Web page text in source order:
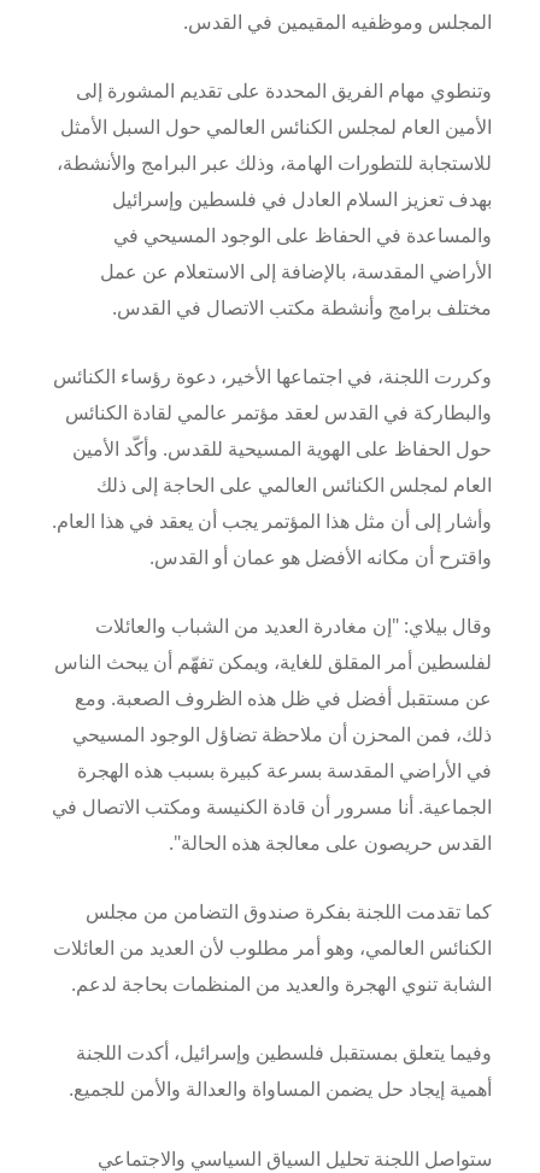
المجلس وموظفيه المقيمين في القدس.
وتنطوي مهام الفريق المحددة على تقديم المشورة إلى
الأمين العام لمجلس الكنائس العالمي حول السبل الأمثل
للاستجابة للتطورات الهامة، وذلك عبر البرامج والأنشطة،
بهدف تعزيز السلام العادل في فلسطين وإسرائيل
والمساعدة في الحفاظ على الوجود المسيحي في
الأراضي المقدسة، بالإضافة إلى الاستعلام عن عمل
مختلف برامج وأنشطة مكتب الاتصال في القدس.
وكررت اللجنة، في اجتماعها الأخير، دعوة رؤساء الكنائس
والبطاركة في القدس لعقد مؤتمر عالمي لقادة الكنائس
حول الحفاظ على الهوية المسيحية للقدس. وأكّد الأمين
العام لمجلس الكنائس العالمي على الحاجة إلى ذلك
وأشار إلى أن مثل هذا المؤتمر يجب أن يعقد في هذا العام.
واقترح أن مكانه الأفضل هو عمان أو القدس.
وقال بيلاي: "إن مغادرة العديد من الشباب والعائلات
لفلسطين أمر المقلق للغاية، ويمكن تفهّم أن يبحث الناس
عن مستقبل أفضل في ظل هذه الظروف الصعبة. ومع
ذلك، فمن المحزن أن ملاحظة تضاؤل الوجود المسيحي
في الأراضي المقدسة بسرعة كبيرة بسبب هذه الهجرة
الجماعية. أنا مسرور أن قادة الكنيسة ومكتب الاتصال في
القدس حريصون على معالجة هذه الحالة".
كما تقدمت اللجنة بفكرة صندوق التضامن من مجلس
الكنائس العالمي، وهو أمر مطلوب لأن العديد من العائلات
الشابة تنوي الهجرة والعديد من المنظمات بحاجة لدعم.
وفيما يتعلق بمستقبل فلسطين وإسرائيل، أكدت اللجنة
أهمية إيجاد حل يضمن المساواة والعدالة والأمن للجميع.
ستواصل اللجنة تحليل السياق السياسي والاجتماعي